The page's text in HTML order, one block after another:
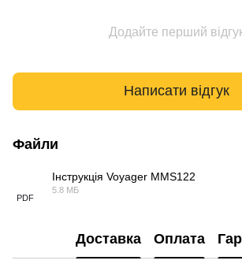
Додайте перший
Написати відгук
Файли
PDF
Інструкція Voyager MMS122
5.8 МБ
Доставка Оплата